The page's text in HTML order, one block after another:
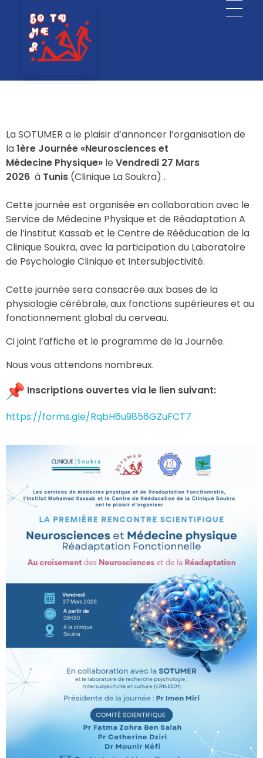
SOTUMER - Société Tunisienne de Médecine Physique et Réadaptation Fonctionnelle
La SOTUMER a le plaisir d’annoncer l’organisation de
la1ère Journée «Neurosciences et
Médecine Physique» le Vendredi 27 Mars
2026 à Tunis (Clinique La Soukra) .
Cette journée est organisée en collaboration avec le
Service de Médecine Physique et de Réadaptation A
de l’institut Kassab et le Centre de Rééducation de la
Clinique Soukra, avec la participation du Laboratoire
de Psychologie Clinique et Intersubjectivité.
Cette journée sera consacrée aux bases de la
physiologie cérébrale, aux fonctions supérieures et au
fonctionnement global du cerveau.
Ci joint l’affiche et le programme de la Journée.
Nous vous attendons nombreux.
Inscriptions ouvertes via le lien suivant:
https://forms.gle/RqbH6u9856GZuFCT7